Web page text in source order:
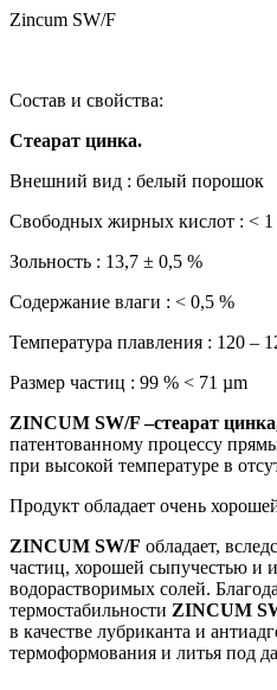
Zincum SW/F
Состав и свойства:
Стеарат цинка.
Внешний вид : белый порошок
Свободных жирных кислот : < 1
Зольность : 13,7 ± 0,5 %
Содержание влаги : < 0,5 %
Температура плавления : 120 –
Размер частиц : 99 % < 71 µm
ZINCUM SW/F –стеарат
патентованному процессу
при высокой температуре в
Продукт обладает очень
ZINCUM SW/F обладает,
частиц, хорошей сыпучестью и
водорастворимых солей.
термостабильности ZINCUM
в качестве лубриканта и
термоформования и литья под